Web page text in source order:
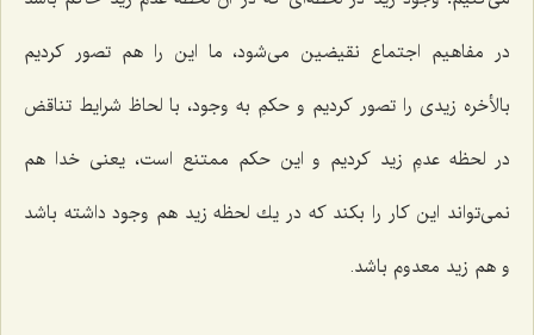
در مفاهیم اجتماع نقیضین مى‌شود، ما این را هم تصور كردیم
بالأخره زیدى را تصور كردیم و حكمِ به وجود، با لحاظ شرایط تناقض
در لحظه عدمِ زید كردیم و این حكم ممتنع است، یعنى خدا هم
نمى‌تواند این كار را بكند كه در یك لحظه زید هم وجود داشته باشد
و هم زید معدوم باشد.